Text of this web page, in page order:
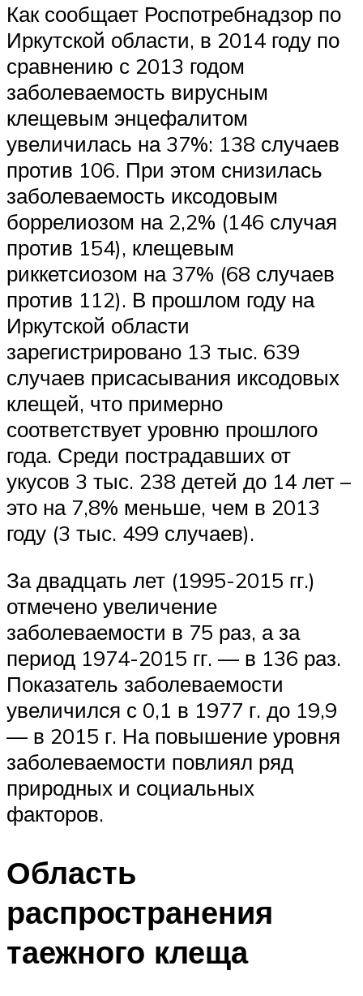
Как сообщает Роспотребнадзор по
Иркутской области, в 2014 году по
сравнению с 2013 годом
заболеваемость вирусным
клещевым энцефалитом
увеличилась на 37%: 138 случаев
против 106. При этом снизилась
заболеваемость иксодовым
боррелиозом на 2,2% (146 случая
против 154), клещевым
риккетсиозом на 37% (68 случаев
против 112). В прошлом году на
Иркутской области
зарегистрировано 13 тыс. 639
случаев присасывания иксодовых
клещей, что примерно
соответствует уровню прошлого
года. Среди пострадавших от
укусов 3 тыс. 238 детей до 14 лет –
это на 7,8% меньше, чем в 2013
году (3 тыс. 499 случаев).
За двадцать лет (1995-2015 гг.)
отмечено увеличение
заболеваемости в 75 раз, а за
период 1974-2015 гг. — в 136 раз.
Показатель заболеваемости
увеличился с 0,1 в 1977 г. до 19,9
— в 2015 г. На повышение уровня
заболеваемости повлиял ряд
природных и социальных
факторов.
Область
распространения
таежного клеща